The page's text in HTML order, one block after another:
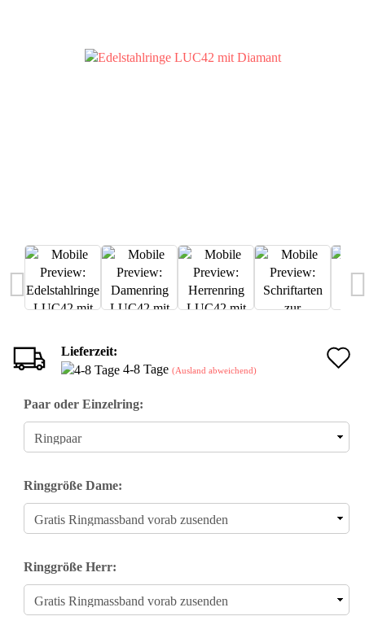
Lieferzeit:
4-8 Tage (Ausland abweichend)
Paar oder Einzelring:
Ringgröße Dame:
Ringgröße Herr: